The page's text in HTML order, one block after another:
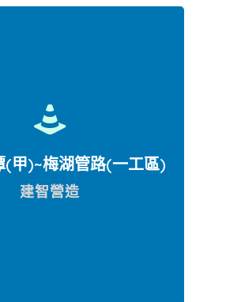
(甲)~梅湖管路(一工區)
建智營造